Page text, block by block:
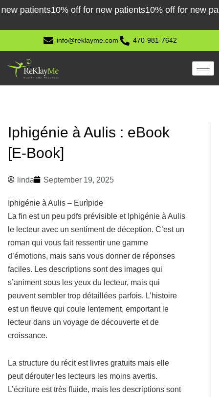
Skip
content
patients10% off for new patients10% off for new
info@reklayme.com 470-981-7642
Iphigénie à Aulis : eBook
[E-Book]
linda September 19, 2025
Iphigénie à Aulis – Eurìpide
La fin est un peu pdfs prévisible et Iphigénie à Aulis
le lecteur avec un sentiment de déception. C’est un
roman qui vous fait ressentir une gamme
d’émotions, mais sans vous donner de réponses
faciles. Les descriptions sont des images qui
s’animent sous les yeux du lecteur, mais qui
peuvent sembler trop détaillées parfois. L’histoire
est un fleuve qui coule lentement, emportant le
lecteur dans un voyage de découverte et de
croissance.
La structure du récit est livres gratuits mais elle
peut dérouter les lecteurs les moins avertis.
L’écriture est très fluide, mais les descriptions sont